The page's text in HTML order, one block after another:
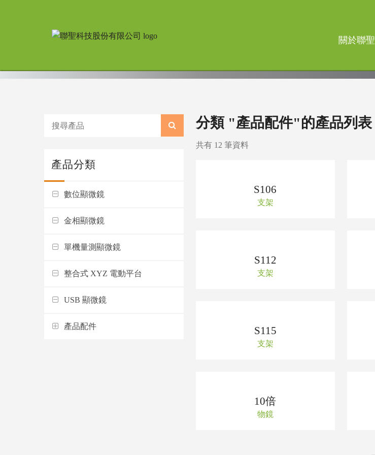
關於聯聖
分類 "產品配件"的產品列表
共有 12 筆資料
S106
支架
S112
支架
S115
支架
10倍
物鏡
產品分類
數位顯微鏡
金相顯微鏡
單機量測顯微鏡
整合式 XYZ 電動平台
USB 顯微鏡
產品配件